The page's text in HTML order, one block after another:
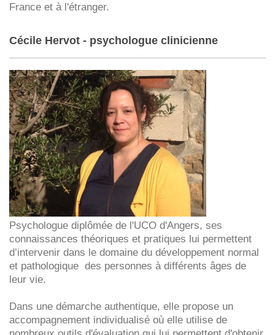
France et à l'étranger.
Cécile Hervot - psychologue clinicienne
Psychologue diplômée de l'UCO d'Angers, ses
connaissances théoriques et pratiques lui permettent
d’intervenir dans le domaine du développement normal
et pathologique des personnes à différents âges de
leur vie.
Dans une démarche authentique, elle propose un
accompagnement individualisé où elle utilise de